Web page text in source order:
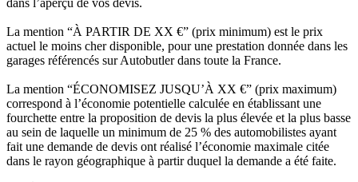
dans l’aperçu de vos devis.
La mention “À PARTIR DE XX €” (prix minimum) est le prix
actuel le moins cher disponible, pour une prestation donnée dans les
garages référencés sur Autobutler dans toute la France.
La mention “ÉCONOMISEZ JUSQU’À XX €” (prix maximum)
correspond à l’économie potentielle calculée en établissant une
fourchette entre la proposition de devis la plus élevée et la plus basse
au sein de laquelle un minimum de 25 % des automobilistes ayant
fait une demande de devis ont réalisé l’économie maximale citée
dans le rayon géographique à partir duquel la demande a été faite.